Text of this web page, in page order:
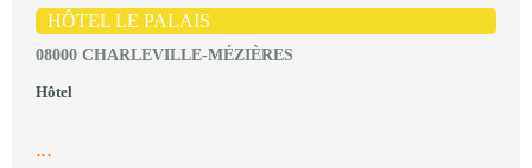
HÔTEL LE PALAIS
08000 CHARLEVILLE-MÉZIÈRES
Hôtel
...